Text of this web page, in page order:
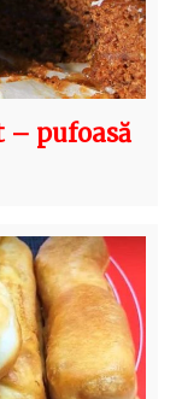
– pufoasă